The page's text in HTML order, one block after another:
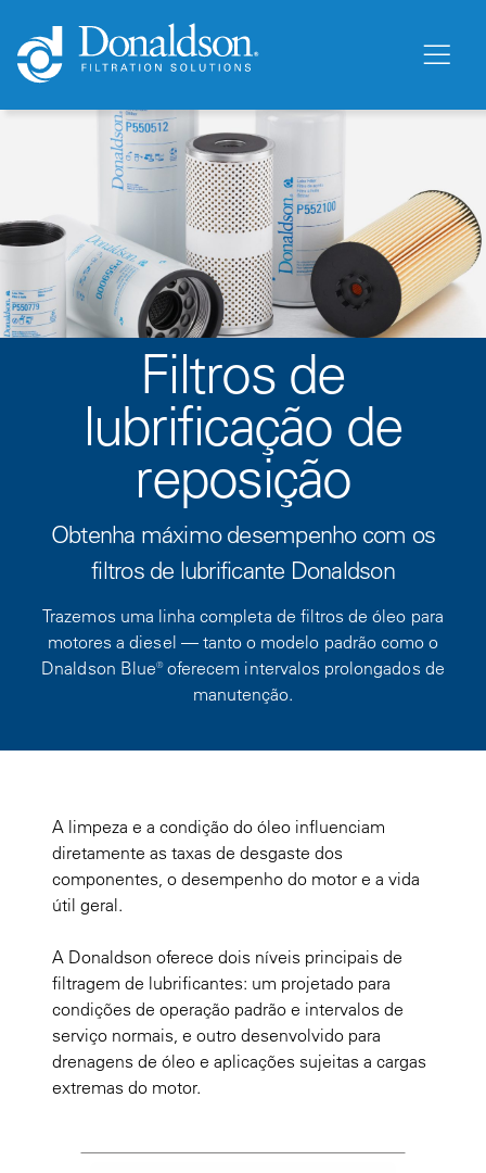
Filtros de
lubrificação de
reposição
Obtenha máximo desempenho com os
filtros de lubrificante Donaldson
Trazemos uma linha completa de filtros de óleo para
motores a diesel — tanto o modelo padrão como o
Dnaldson Blue® oferecem intervalos prolongados de
manutenção.
A limpeza e a condição do óleo influenciam
diretamente as taxas de desgaste dos
componentes, o desempenho do motor e a vida
útil geral.
A Donaldson oferece dois níveis principais de
filtragem de lubrificantes: um projetado para
condições de operação padrão e intervalos de
serviço normais, e outro desenvolvido para
drenagens de óleo e aplicações sujeitas a cargas
extremas do motor.